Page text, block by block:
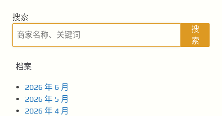
搜索
搜
索
档案
2026 年 6 月
2026 年 5 月
2026 年 4 月